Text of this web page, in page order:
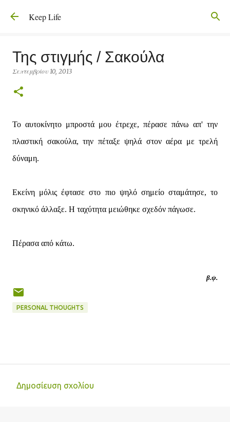
Μετάβαση στο κύριο περιεχόμενο
Keep Life
Της στιγμής / Σακούλα
Σεπτεμβρίου 10, 2013
Το αυτοκίνητο μπροστά μου έτρεχε, πέρασε πάνω απ' την
πλαστική σακούλα, την πέταξε ψηλά στον αέρα με τρελή
δύναμη.
Εκείνη μόλις έφτασε στο πιο ψηλό σημείο σταμάτησε, το
σκηνικό άλλαξε. Η ταχύτητα μειώθηκε σχεδόν πάγωσε.
Πέρασα από κάτω.
β.ψ.
PERSONAL THOUGHTS
Δημοσίευση σχολίου